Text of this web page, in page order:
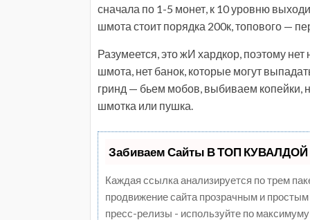
сначала по 1-5 монет, к 10 уровню
шмота стоит порядка 200к, топового —
Разумеется, это жИ хардкор, поэтому
шмота, нет банок, которые могут
гринд — бьем мобов, выбиваем копейки,
шмотка или пушка.
Забиваем Сайты В ТОП КУВАЛДОЙ
Каждая ссылка анализируется по трем
продвижение сайта прозрачным и
пресс-релизы - используйте по